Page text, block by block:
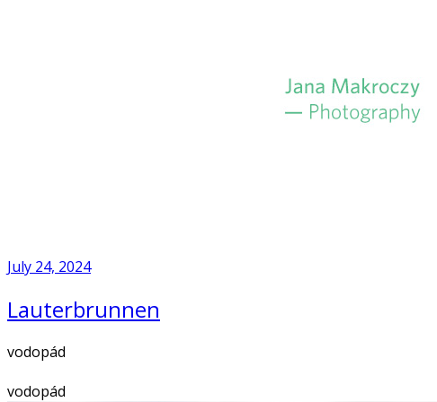
July 24, 2024
Lauterbrunnen
vodopád
vodopád